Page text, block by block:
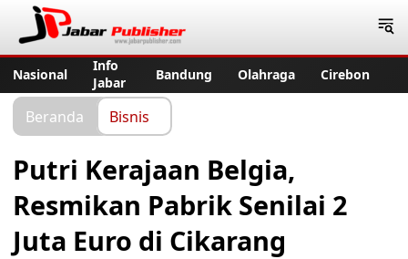
Nasional
Info
Jabar
Bandung Olahraga Cirebon
Beranda Bisnis
Putri Kerajaan Belgia,
Resmikan Pabrik Senilai 2
Juta Euro di Cikarang